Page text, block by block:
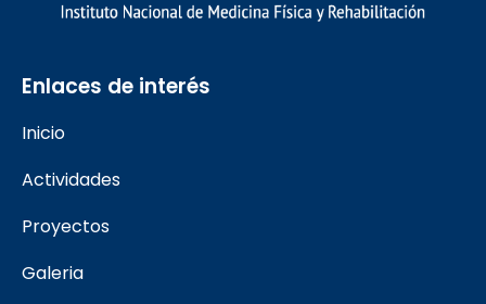
Enlaces de interés
Inicio
Actividades
Proyectos
Galeria